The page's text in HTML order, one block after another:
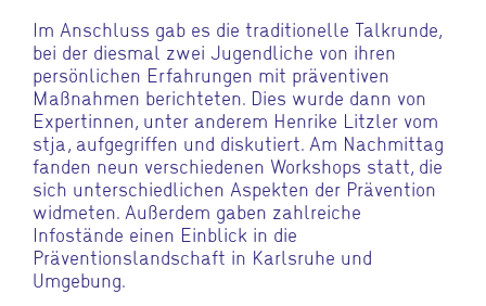
Im Anschluss gab es die traditionelle Talkrunde,
bei der diesmal zwei Jugendliche von ihren
persönlichen Erfahrungen mit präventiven
Maßnahmen berichteten. Dies wurde dann von
Expertinnen, unter anderem Henrike Litzler vom
stja, aufgegriffen und diskutiert. Am Nachmittag
fanden neun verschiedenen Workshops statt, die
sich unterschiedlichen Aspekten der Prävention
widmeten. Außerdem gaben zahlreiche
Infostände einen Einblick in die
Präventionslandschaft in Karlsruhe und
Umgebung.